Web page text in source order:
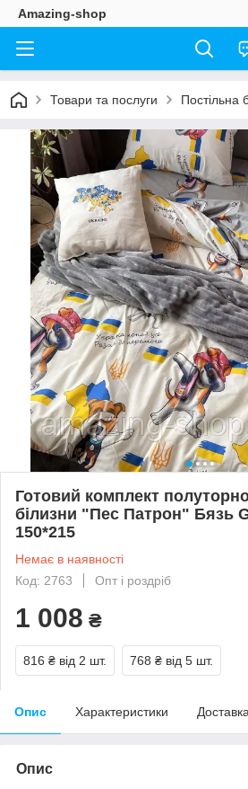
Amazing-shop
Товари та послуги Постільна
Готовий комплект
білизни "Пес Патрон" Бязь
150*215
Немає в наявності
Код: 2763
Опт і роздріб
1 008 ₴
816 ₴ від 2 шт. 768 ₴ від 5 шт.
Опис Характеристики Доставка
Опис